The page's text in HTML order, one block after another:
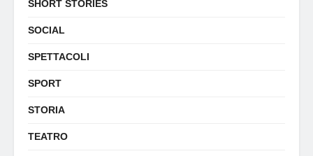
SHORT STORIES
SOCIAL
SPETTACOLI
SPORT
STORIA
TEATRO